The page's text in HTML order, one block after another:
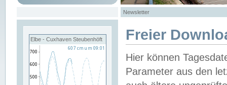
Newsletter
Elbe - Cuxhaven Steubenhöft Freier
Hier können
Parameter aus den